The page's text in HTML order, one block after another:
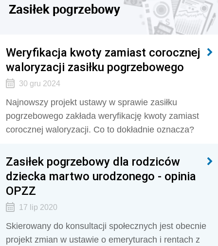
Zasiłek pogrzebowy
Weryfikacja kwoty zamiast corocznej
waloryzacji zasiłku pogrzebowego
30 gru 2024
Najnowszy projekt ustawy w sprawie zasiłku
pogrzebowego zakłada weryfikację kwoty zamiast
corocznej waloryzacji. Co to dokładnie oznacza?
Zasiłek pogrzebowy dla rodziców
dziecka martwo urodzonego - opinia
OPZZ
17 lip 2020
Skierowany do konsultacji społecznych jest obecnie
projekt zmian w ustawie o emeryturach i rentach z